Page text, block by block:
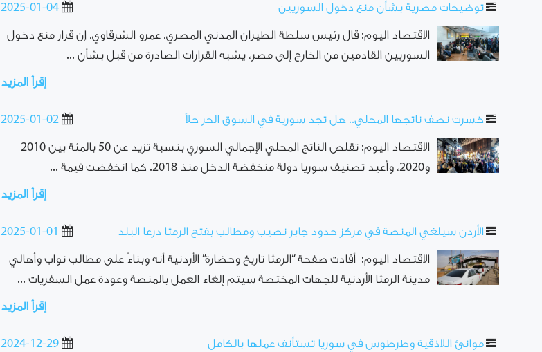
2025-01-04 توضيحات مصرية بشأن منع دخول السوريين
الاقتصاد اليوم: قال رئيس سلطة الطيران المدني المصري، عمرو الشرقاوي، إن قرار منع دخول
السوريين القادمين من الخارج إلى مصر، يشبه القرارات الصادرة من قبل بشأن ...
إقرأ المزيد
2025-01-02 خسرت نصف ناتجها المحلي.. هل تجد سورية في السوق الحر حلاً
الاقتصاد اليوم: تقلص الناتج المحلي الإجمالي السوري بنسبة تزيد عن 50 بالمئة بين 2010
و2020، وأعيد تصنيف سوريا دولة منخفضة الدخل منذ 2018. كما انخفضت قيمة ...
إقرأ المزيد
2025-01-01 الأردن سيلغي المنصة في مركز حدود جابر نصيب ومطالب بفتح الرمثا درعا البلد
الاقتصاد اليوم: أفادت صفحة “الرمثا تاريخ وحضارة” الأردنية أنه وبناءً على مطالب نواب وأهالي
مدينة الرمثا الأردنية للجهات المختصة سيتم إلغاء العمل بالمنصة وعودة عمل السفريات ...
إقرأ المزيد
2024-12-29 موانئ اللاذقية وطرطوس في سوريا تستأنف عملها بالكامل